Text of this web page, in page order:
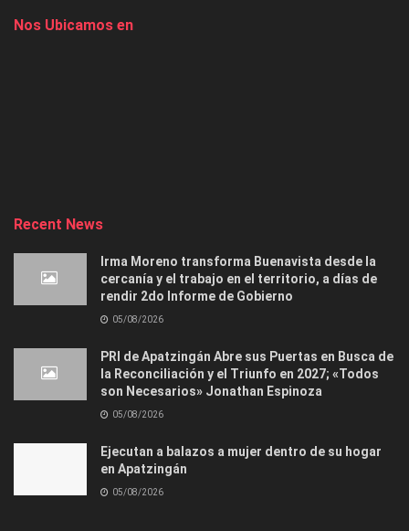
Nos Ubicamos en
Recent News
Irma Moreno transforma Buenavista desde la
cercanía y el trabajo en el territorio, a días de
rendir 2do Informe de Gobierno
05/08/2026
PRI de Apatzingán Abre sus Puertas en Busca de
la Reconciliación y el Triunfo en 2027; «Todos
son Necesarios» Jonathan Espinoza
05/08/2026
Ejecutan a balazos a mujer dentro de su hogar
en Apatzingán
05/08/2026